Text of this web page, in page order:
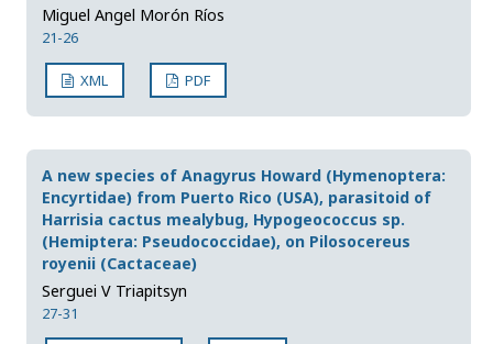
Miguel Angel Morón Ríos
21-26
XML PDF
A new species of Anagyrus Howard (Hymenoptera:
Encyrtidae) from Puerto Rico (USA), parasitoid of
Harrisia cactus mealybug, Hypogeococcus sp.
(Hemiptera: Pseudococcidae), on Pilosocereus
royenii (Cactaceae)
Serguei V Triapitsyn
27-31